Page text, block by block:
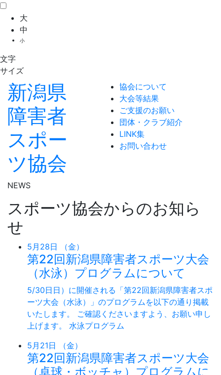
大
中
小
文字
サイズ
新潟県
障害者
スポー
ツ協会
協会について
大会等結果
ご支援のお願い
団体・クラブ紹介
LINK集
お問い合わせ
NEWS
スポーツ協会からのお知ら
せ
5月28日 （金）
第22回新潟県障害者スポーツ大会
（水泳）プログラムについて
5/30日日）に開催される「第22回新潟県障害者スポ
ーツ大会（水泳）」のプログラムを以下の通り掲載
いたします。 ご確認くださいますよう、お願い申し
上げます。 水泳プログラム
5月21日 （金）
第22回新潟県障害者スポーツ大会
（卓球・ボッチャ）プログラムに